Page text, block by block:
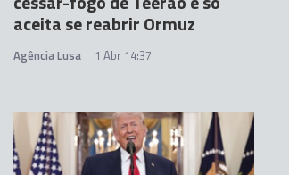
aceita se reabrir Ormuz
Agência Lusa 1 Abr 14:37